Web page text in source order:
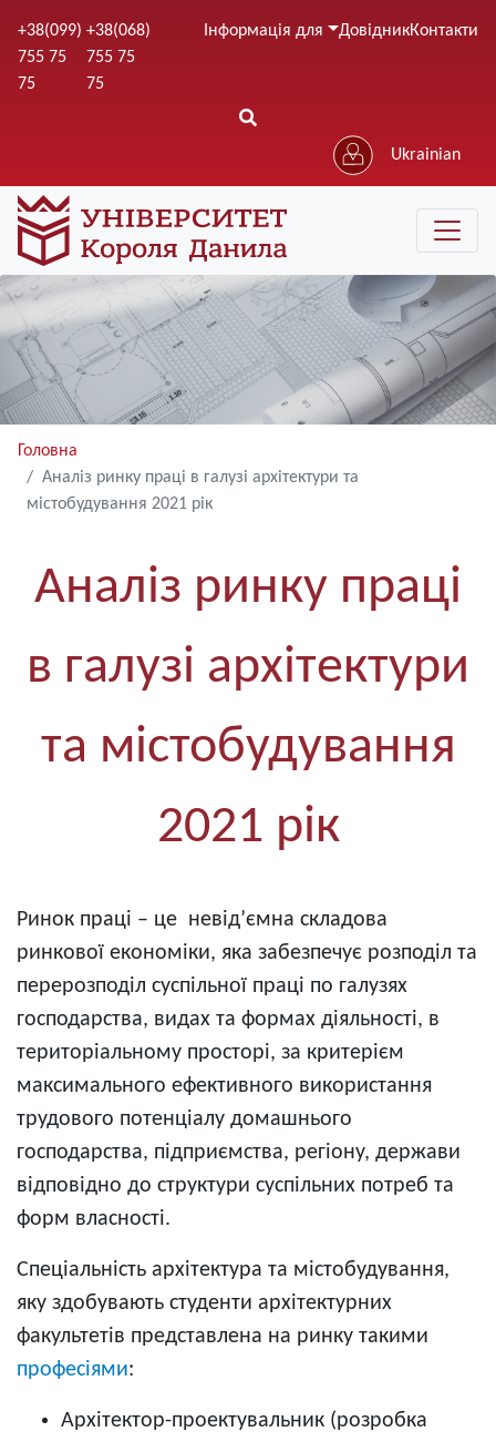
до
+38(099)
755 75
75
+38(068)
755 75
75
Інформація для ДовідникКонтакти
Ukrainian
Головна
Аналіз ринку праці в галузі архітектури та
містобудування 2021 рік
Аналіз ринку праці
в галузі архітектури
та містобудування
2021 рік
Ринок праці – це невід’ємна складова
ринкової економіки, яка забезпечує розподіл та
перерозподіл суспільної праці по галузях
господарства, видах та формах діяльності, в
територіальному просторі, за критерієм
максимального ефективного використання
трудового потенціалу домашнього
господарства, підприємства, регіону, держави
відповідно до структури суспільних потреб та
форм власності.
Спеціальність архітектура та містобудування,
яку здобувають студенти архітектурних
факультетів представлена на ринку такими
професіями:
Архітектор-проектувальник (розробка